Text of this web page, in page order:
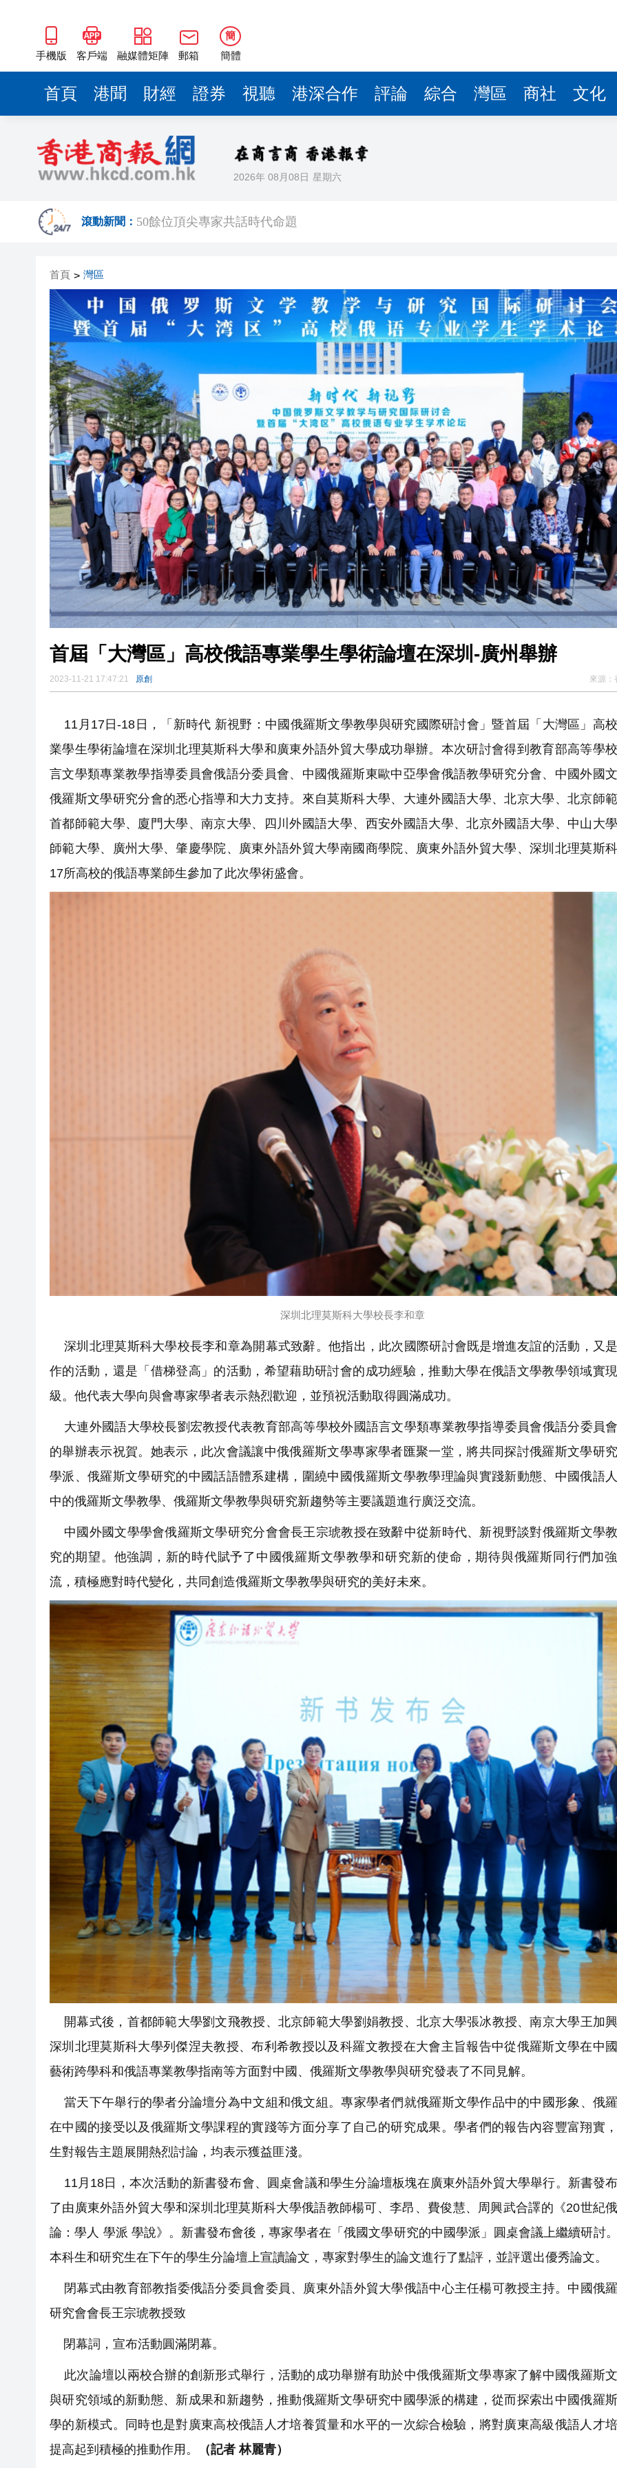
手機版 客戶端 融媒體矩陣 郵箱
簡
簡體
首頁 港聞 財經 證券 視聽 港深合作 評論 綜合 灣區 商社 文化
2026年 08月08日 星期六
滾動新聞：
海南澄邁文儒煥新升級 五組數據見證文儒沉香從傳統邁向現代
梁振英率港區全國政協委員考察團來瓊考察
2025年海南儋州以舊換新帶動消費約18億元
瀋陽鐵西校園閱讀活動解鎖閱讀新玩法
黎智英案｜吳良好：依法公正處理黎智英求情 罪證如山豈能妄想輕判
50餘位頂尖專家共話時代命題
2025年海南儋州以舊換新帶動消費約18億元
山東26戶省屬國企去年合計營收2.58萬億 利潤總額近936億
瀋陽鐵西校園閱讀活動解鎖閱讀新玩法
黎智英案｜吳良好：依法公正處理黎智英求情 罪證如山豈能妄想輕判
騰出更多時間專注做好宏福苑火災獨立委員會工作 李家超暫停3項公職委任
50餘位頂尖專家共話時代命題
海南澄邁文儒煥新升級 五組數據見證文儒沉香從傳統邁向現代
梁振英率港區全國政協委員考察團來瓊考察
2025年海南儋州以舊換新帶動消費約18億元
山東26戶省屬國企去年合計營收2.58萬億 利潤總額近936億
瀋陽鐵西校園閱讀活動解鎖閱讀新玩法
首頁 > 灣區
首屆「大灣區」高校俄語專業學生學術論壇在深圳-廣州舉辦
2023-11-21 17:47:21 原創 來源：
11月17日-18日，「新時代 新視野：中國俄羅斯文學教學與研究國際研討會」暨首屆「大灣區」高
業學生學術論壇在深圳北理莫斯科大學和廣東外語外貿大學成功舉辦。本次研討會得到教育部高等學
言文學類專業教學指導委員會俄語分委員會、中國俄羅斯東歐中亞學會俄語教學研究分會、中國外國
俄羅斯文學研究分會的悉心指導和大力支持。來自莫斯科大學、大連外國語大學、北京大學、北京師
首都師範大學、廈門大學、南京大學、四川外國語大學、西安外國語大學、北京外國語大學、中山大
師範大學、廣州大學、肇慶學院、廣東外語外貿大學南國商學院、廣東外語外貿大學、深圳北理莫斯
17所高校的俄語專業師生參加了此次學術盛會。
深圳北理莫斯科大學校長李和章
深圳北理莫斯科大學校長李和章為開幕式致辭。他指出，此次國際研討會既是增進友誼的活動，又
作的活動，還是「借梯登高」的活動，希望藉助研討會的成功經驗，推動大學在俄語文學教學領域實
級。他代表大學向與會專家學者表示熱烈歡迎，並預祝活動取得圓滿成功。
大連外國語大學校長劉宏教授代表教育部高等學校外國語言文學類專業教學指導委員會俄語分委員
的舉辦表示祝賀。她表示，此次會議讓中俄俄羅斯文學專家學者匯聚一堂，將共同探討俄羅斯文學研
學派、俄羅斯文學研究的中國話語體系建構，圍繞中國俄羅斯文學教學理論與實踐新動態、中國俄語
中的俄羅斯文學教學、俄羅斯文學教學與研究新趨勢等主要議題進行廣泛交流。
中國外國文學學會俄羅斯文學研究分會會長王宗琥教授在致辭中從新時代、新視野談對俄羅斯文學
究的期望。他強調，新的時代賦予了中國俄羅斯文學教學和研究新的使命，期待與俄羅斯同行們加
流，積極應對時代變化，共同創造俄羅斯文學教學與研究的美好未來。
開幕式後，首都師範大學劉文飛教授、北京師範大學劉娟教授、北京大學張冰教授、南京大學王加
深圳北理莫斯科大學列傑涅夫教授、布利希教授以及科羅文教授在大會主旨報告中從俄羅斯文學在中
藝術跨學科和俄語專業教學指南等方面對中國、俄羅斯文學教學與研究發表了不同見解。
當天下午舉行的學者分論壇分為中文組和俄文組。專家學者們就俄羅斯文學作品中的中國形象、俄
在中國的接受以及俄羅斯文學課程的實踐等方面分享了自己的研究成果。學者們的報告內容豐富翔實
生對報告主題展開熱烈討論，均表示獲益匪淺。
11月18日，本次活動的新書發布會、圓桌會議和學生分論壇板塊在廣東外語外貿大學舉行。新書發
了由廣東外語外貿大學和深圳北理莫斯科大學俄語教師楊可、李昂、費俊慧、周興武合譯的《20世紀
論：學人 學派 學說》。新書發布會後，專家學者在「俄國文學研究的中國學派」圓桌會議上繼續研討
本科生和研究生在下午的學生分論壇上宣讀論文，專家對學生的論文進行了點評，並評選出優秀論文。
閉幕式由教育部教指委俄語分委員會委員、廣東外語外貿大學俄語中心主任楊可教授主持。中國俄
研究會會長王宗琥教授致
閉幕詞，宣布活動圓滿閉幕。
此次論壇以兩校合辦的創新形式舉行，活動的成功舉辦有助於中俄俄羅斯文學專家了解中國俄羅斯
與研究領域的新動態、新成果和新趨勢，推動俄羅斯文學研究中國學派的構建，從而探索出中國俄羅
學的新模式。同時也是對廣東高校俄語人才培養質量和水平的一次綜合檢驗，將對廣東高級俄語人才
提高起到積極的推動作用。
（記者 林麗青）